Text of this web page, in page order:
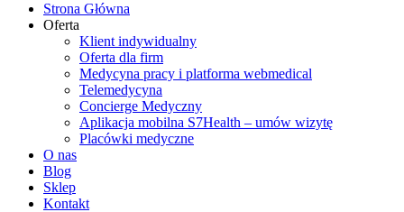
Strona Główna
Oferta
Klient indywidualny
Oferta dla firm
Medycyna pracy i platforma webmedical
Telemedycyna
Concierge Medyczny
Aplikacja mobilna S7Health – umów wizytę
Placówki medyczne
O nas
Blog
Sklep
Kontakt